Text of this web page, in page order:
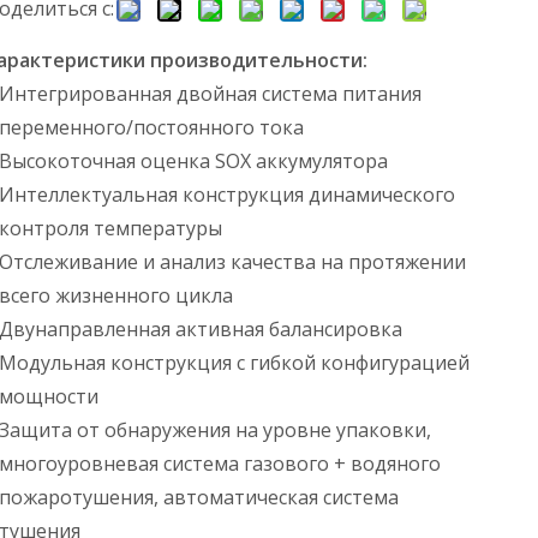
с:
производительности:
Интегрированная двойная система питания
переменного/постоянного тока
Высокоточная оценка SOX аккумулятора
Интеллектуальная конструкция динамического
контроля температуры
Отслеживание и анализ качества на протяжении
всего жизненного цикла
Двунаправленная активная балансировка
Модульная конструкция с гибкой конфигурацией
мощности
Защита от обнаружения на уровне упаковки,
многоуровневая система газового + водяного
пожаротушения, автоматическая система
тушения